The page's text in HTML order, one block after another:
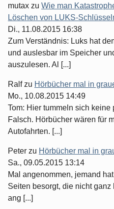
mutax zu Wie man
Löschen von LUKS-
Di., 11.08.2015 16:38
Zum Verständnis: Luks hat
und auslesbar im Speicher
auszulesen. Al [...]
Ralfzu Hörbücher mal in
Mo., 10.08.2015 14:49
Tom: Hier tummeln sich
Falsch. Hörbücher wären für
Autofahrten. [...]
Peter zu Hörbücher mal in
Sa., 09.05.2015 13:14
Mal angenommen, jemand
Seiten besorgt, die nicht ganz
ang [...]